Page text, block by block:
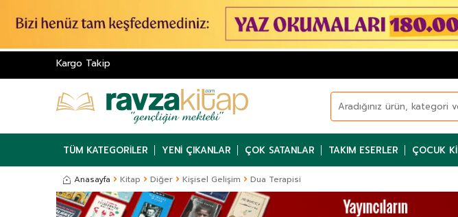
Kargo Takip
TÜM KATEGORILER YENI ÇIKANLAR ÇOK SATANLAR TAKIM ESERLER ÇOCUK
Anasayfa Kitap Diğer Kişisel Gelişim Dua Terapisi